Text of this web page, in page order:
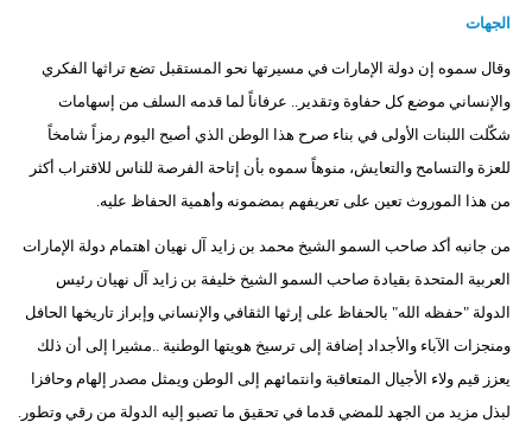
الجهات
وقال سموه إن دولة الإمارات في مسيرتها نحو المستقبل تضع تراثها الفكري
والإنساني موضع كل حفاوة وتقدير.. عرفاناً لما قدمه السلف من إسهامات
شكّلت اللبنات الأولى في بناء صرح هذا الوطن الذي أصبح اليوم رمزاً شامخاً
للعزة والتسامح والتعايش، منوهاً سموه بأن إتاحة الفرصة للناس للاقتراب أكثر
من هذا الموروث تعين على تعريفهم بمضمونه وأهمية الحفاظ عليه.
من جانبه أكد صاحب السمو الشيخ محمد بن زايد آل نهيان اهتمام دولة الإمارات
العربية المتحدة بقيادة صاحب السمو الشيخ خليفة بن زايد آل نهيان رئيس
الدولة "حفظه الله" بالحفاظ على إرثها الثقافي والإنساني وإبراز تاريخها الحافل
ومنجزات الآباء والأجداد إضافة إلى ترسيخ هويتها الوطنية ..مشيرا إلى أن ذلك
يعزز قيم ولاء الأجيال المتعاقبة وانتمائهم إلى الوطن ويمثل مصدر إلهام وحافزا
لبذل مزيد من الجهد للمضي قدما في تحقيق ما تصبو إليه الدولة من رقي وتطور.